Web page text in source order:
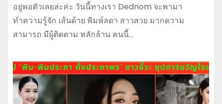
อยู่พอตัวเลยล่ะค่ะ วันนี้ทางเรา Dednom จะพามา
ทำความรู้จัก เส้นด้าย พิมพ์ลดา สาวสวย มากความ
สามารถ มีผู้ติดตาม หลักล้าน คนนี้…